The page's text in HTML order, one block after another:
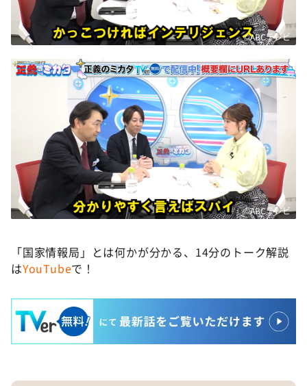
©ABCテレビ
©ABCテレビ
「国家情報局」とは何かが分かる、14分のトーク解説
はYouTubeで！